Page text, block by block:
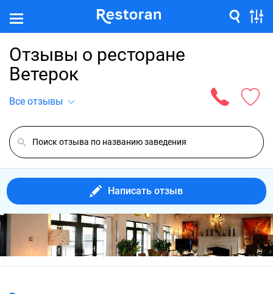
Отзывы о ресторане
Ветерок
Все отзывы
Написать отзыв